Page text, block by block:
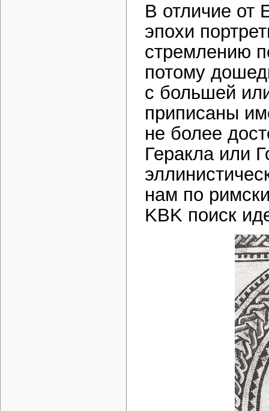
В отличие от
эпохи
стремлению
потому
с большей
приписаны
не более
Геракла или
нам по
KBK поиск